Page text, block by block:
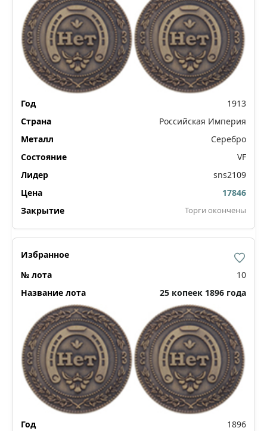
1913
Российская Империя
Серебро
VF
sns2109
17846
Торги окончены
10
25 копеек 1896 года
1896